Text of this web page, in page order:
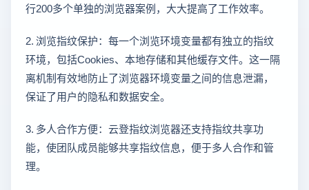
行200多个单独的浏览器案例，大大提高了工作效率。
2. 浏览指纹保护：每一个浏览环境变量都有独立的指纹
环境，包括Cookies、本地存储和其他缓存文件。这一隔
离机制有效地防止了浏览器环境变量之间的信息泄漏，
保证了用户的隐私和数据安全。
3. 多人合作方便：云登指纹浏览器还支持指纹共享功
能，使团队成员能够共享指纹信息，便于多人合作和管
理。